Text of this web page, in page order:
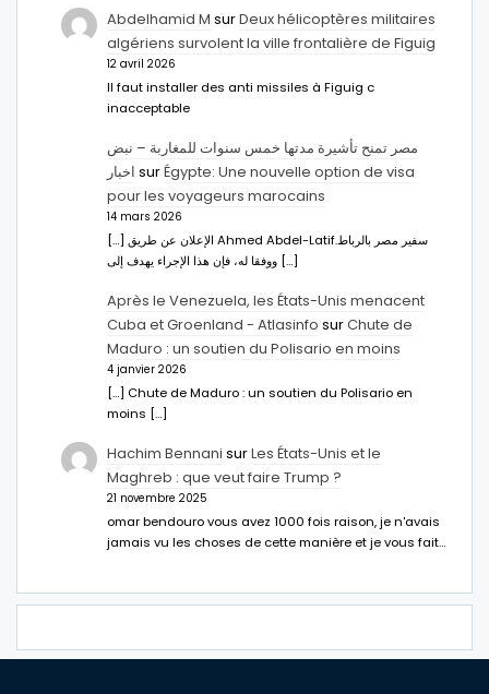
Abdelhamid M surDeux hélicoptères militaires
algériens survolent la ville frontalière de Figuig
12 avril 2026
Il faut installer des anti missiles à Figuig c
inacceptable
مصر تمنح تأشيرة مدتها خمس سنوات للمغاربة – نبض
اخبار surÉgypte: Une nouvelle option de visa
pour les voyageurs marocains
14 mars 2026
[…] الإعلان عن طريق Ahmed Abdel-Latifسفير مصر بالرباط.
ووفقا له، فإن هذا الإجراء يهدف إلى […]
Après le Venezuela, les États-Unis menacent
Cuba et Groenland - Atlasinfo surChute de
Maduro : un soutien du Polisario en moins
4 janvier 2026
[…] Chute de Maduro : un soutien du Polisario en
moins […]
Hachim Bennani surLes États-Unis et le
Maghreb : que veut faire Trump ?
21 novembre 2025
omar bendouro vous avez 1000 fois raison, je n'avais
jamais vu les choses de cette manière et je vous fait…